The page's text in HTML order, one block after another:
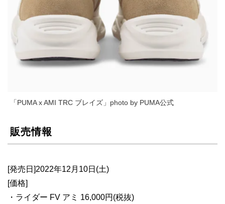
「PUMA x AMI TRC ブレイズ」photo by PUMA公式
販売情報
[発売日]2022年12月10日(土)
[価格]
・ライダー FV アミ 16,000円(税抜)